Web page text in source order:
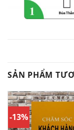
SẢN PHẨM
-13%